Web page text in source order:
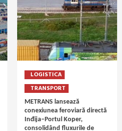
LOGISTICA
TRANSPORT
METRANS lansează
conexiunea feroviară directă
Inđija–Portul Koper,
consolidând fluxurile de